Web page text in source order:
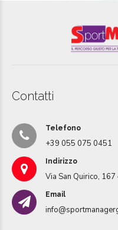
Contatti
Telefono
+39 055 075 0451
Indirizzo
Via San Quirico,
Email